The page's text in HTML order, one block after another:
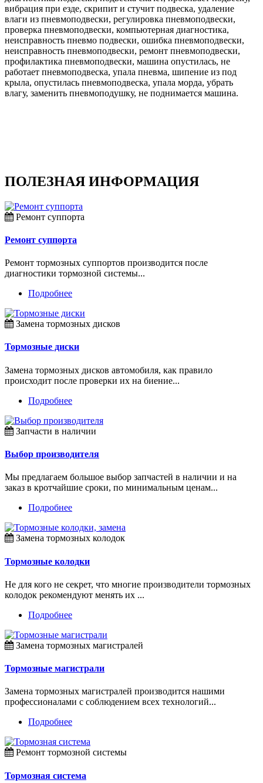
вибрация при езде, скрипит и стучит подвеска, удаление
влаги из пневмоподвески, регулировка пневмоподвески,
проверка пневмоподвески, компьютерная диагностика,
неисправность пневмо подвески, ошибка пневмоподвески,
неисправность пневмоподвески, ремонт пневмоподвески,
профилактика пневмоподвески, машина опустилась, не
работает пневмоподвеска, упала пневма, шипение из под
крыла, опустилась пневмоподвеска, упала морда, убрать
влагу, заменить пневмоподушку, не поднимается машина.
ПОЛЕЗНАЯ ИНФОРМАЦИЯ
Ремонт суппорта
Ремонт суппорта
Ремонт тормозных суппортов производится после
диагностики тормозной системы...
Подробнее
Замена тормозных дисков
Тормозные диски
Замена тормозных дисков автомобиля, как правило
происходит после проверки их на биение...
Подробнее
Запчасти в наличии
Выбор производителя
Мы предлагаем большое выбор запчастей в наличии и на
заказ в кротчайшие сроки, по минимальным ценам...
Подробнее
Замена тормозных колодок
Тормозные колодки
Не для кого не секрет, что многие производители тормозных
колодок рекомендуют менять их ...
Подробнее
Замена тормозных магистралей
Тормозные магистрали
Замена тормозных магистралей производится нашими
профессионалами с соблюдением всех технологий...
Подробнее
Ремонт тормозной системы
Тормозная система